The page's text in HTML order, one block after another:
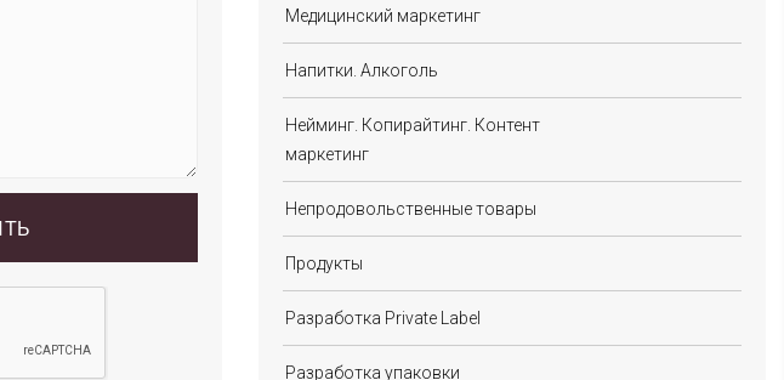
Медицинский маркетинг
Напитки. Алкоголь
Нейминг. Копирайтинг. Контент
маркетинг
Непродовольственные товары
Продукты
Разработка Private Label
Разработка упаковки